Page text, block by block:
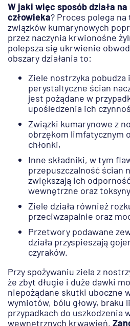
W jaki więc sposób działa
człowieka? Proces polega na
związków kumarynowych
przez naczynia krwionośne
polepsza się ukrwienie
obszary działania to:
Ziele nostrzyka pobudza
perystaltyczne ścian
jest pożądane w
upośledzenia ich
Związki kumarynowe z
obrzękom limfatycznym
chłonki,
Inne składniki, w tym
przepuszczalność ścian
zwiększają ich
wewnętrzne oraz
Ziele działa również
przeciwzapalnie oraz
Przetwory podawane
działa przyspieszają
czyraków.
Przy spożywaniu ziela z
że zbyt długie i duże dawki
niepożądane skutki uboczne
wymiotów, bólu głowy, braku
przypadkach do uszkodzenia
wewnętrznych krwawień.